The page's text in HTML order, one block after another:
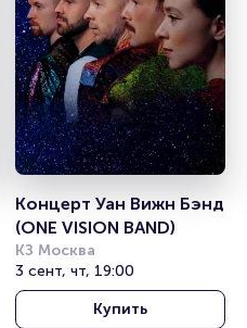
Концерт Уан Вижн Бэнд
(ONE VISION BAND)
КЗ Москва
3 сент, чт, 19:00
Купить